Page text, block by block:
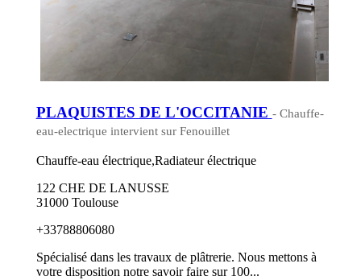
PLAQUISTES DE L'OCCITANIE - Chauffe-
eau-electrique intervient sur Fenouillet
Chauffe-eau électrique,Radiateur électrique
122 CHE DE LANUSSE
31000 Toulouse
+33788806080
Spécialisé dans les travaux de plâtrerie. Nous mettons à
votre disposition notre savoir faire sur 100...